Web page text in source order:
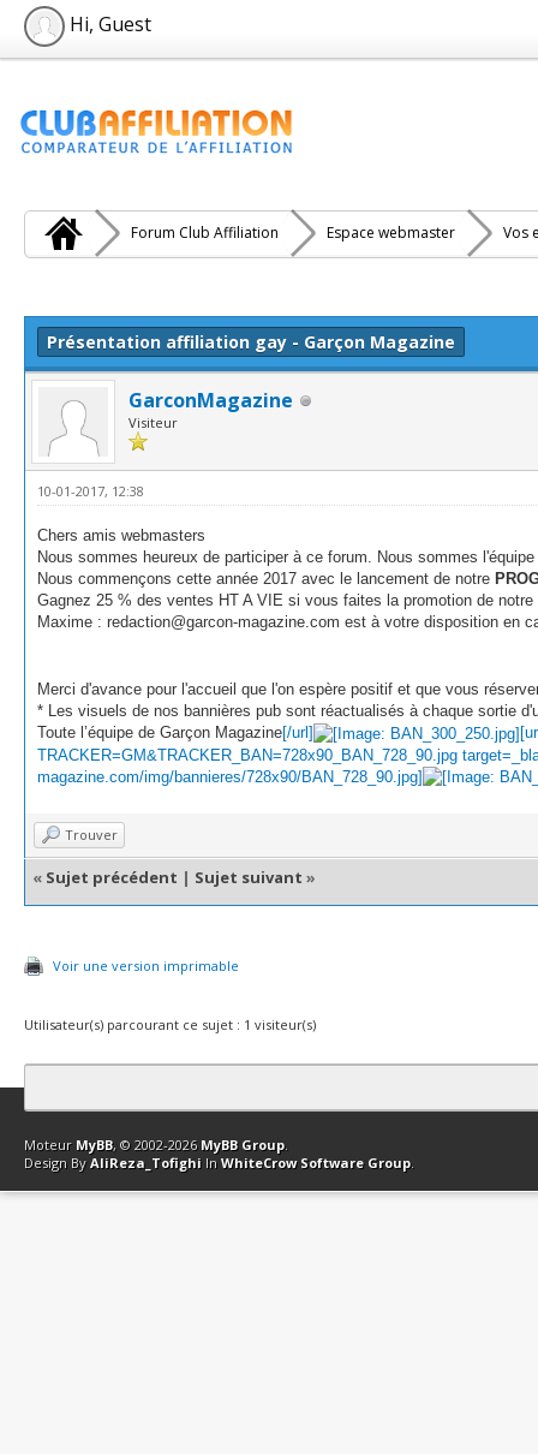
Hi, Guest
Forum Club Affiliation Espace webmaster Vos
Présentation affiliation gay - Garçon Magazine
GarconMagazine
Visiteur
10-01-2017, 12:38
Chers amis webmasters
Nous sommes heureux de participer à ce forum. Nous sommes
Nous commençons cette année 2017 avec le lancement de notre
Gagnez 25 % des ventes HT A VIE si vous faites la promotion de
Maxime : redaction@garcon-magazine.com est à votre disposition en
Merci d'avance pour l'accueil que l'on espère positif et que vous
* Les visuels de nos bannières pub sont réactualisés à chaque sortie
Toute l’équipe de Garçon Magazine[/url]
TRACKER=GM&TRACKER_BAN=728x90_BAN_728_90.jpg
magazine.com/img/bannieres/728x90/BAN_728_90.jpg]
Trouver
« Sujet précédent | Sujet suivant »
Voir une version imprimable
Utilisateur(s) parcourant ce sujet : 1 visiteur(s)
Contact Club Affiliation Retourner en haut Version bas-débit
Moteur MyBB, © 2002-2026 MyBB Group.
Design By AliReza_Tofighi In WhiteCrow Software Group.